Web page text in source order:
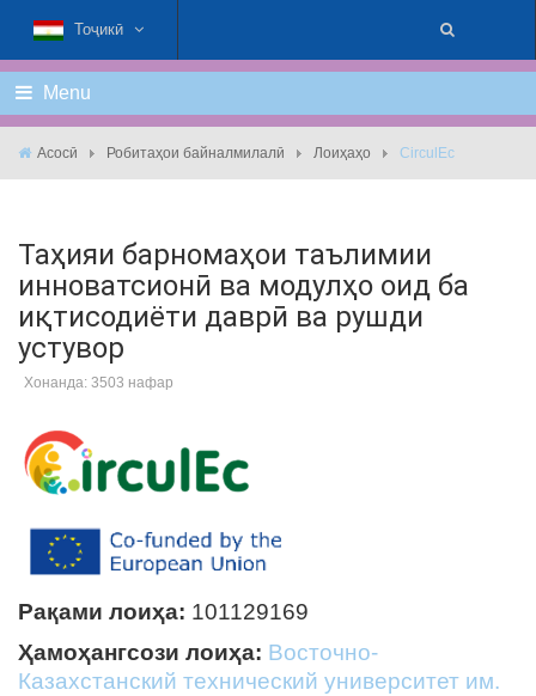
Тоҷикӣ
Menu
Асосӣ Робитаҳои байналмилалӣ Лоиҳаҳо CirculEc
Таҳияи барномаҳои таълимии
инноватсионӣ ва модулҳо оид ба
иқтисодиёти даврӣ ва рушди
устувор
Хонанда: 3503 нафар
Рақами лоиҳа: 101129169
Ҳамоҳангсози лоиҳа: Восточно-
Казахстанский технический университет им.